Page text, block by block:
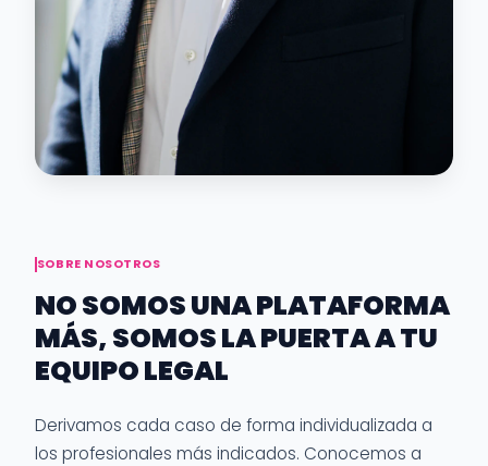
SOBRE NOSOTROS
NO SOMOS UNA PLATAFORMA
MÁS, SOMOS LA PUERTA A TU
EQUIPO LEGAL
Derivamos cada caso de forma individualizada a
los profesionales más indicados. Conocemos a